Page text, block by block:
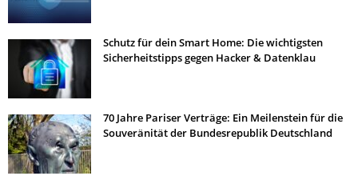
Schutz für dein Smart Home: Die wichtigsten
Sicherheitstipps gegen Hacker & Datenklau
70 Jahre Pariser Verträge: Ein Meilenstein für die
Souveränität der Bundesrepublik Deutschland